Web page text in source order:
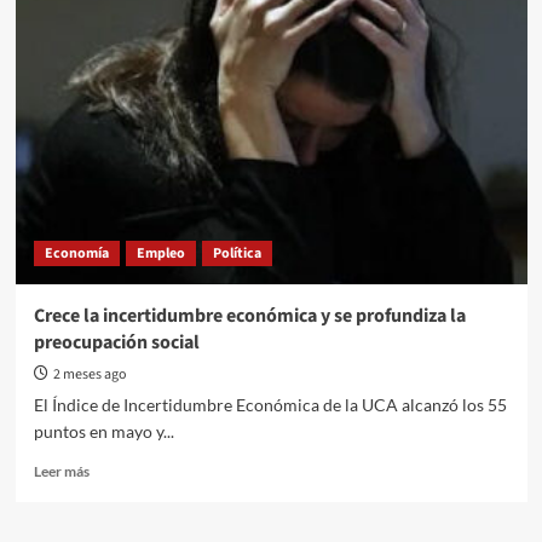
microcréditos
a
emprendedores
Economía Empleo Política
Crece la incertidumbre económica y se profundiza la
preocupación social
2 meses ago
El Índice de Incertidumbre Económica de la UCA alcanzó los 55
puntos en mayo y...
Leer másRead